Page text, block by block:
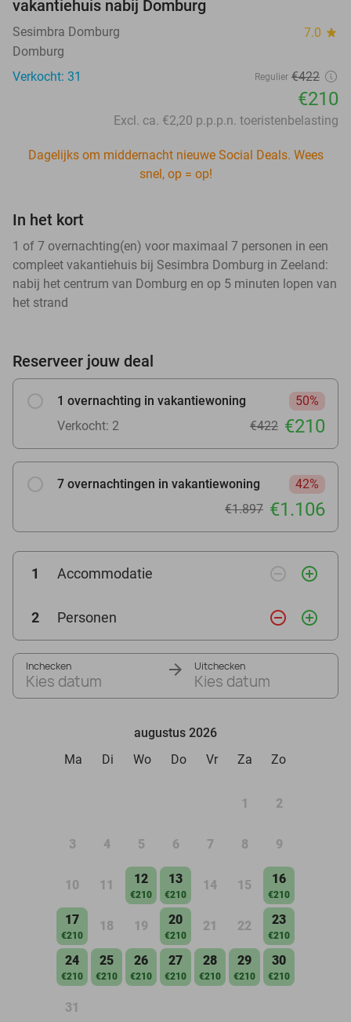
vakantiehuis nabij Domburg
Sesimbra Domburg 7.0 star
Domburg
Verkocht: 31
Regulier €422
€210
Excl. ca. €2,20 p.p.p.n. toeristenbelasting
Dagelijks om middernacht nieuwe Social Deals. Wees
snel, op = op!
In het kort
1 of 7 overnachting(en) voor maximaal 7 personen in een
compleet vakantiehuis bij Sesimbra Domburg in Zeeland:
nabij het centrum van Domburg en op 5 minuten lopen van
het strand
Reserveer jouw deal
1 overnachting in vakantiewoning
50%
Verkocht: 2
€422 €210
7 overnachtingen in vakantiewoning
42%
€1.897 €1.106
1 Accommodatie remove_circle_outline add_circle_outline
2 Personen remove_circle_outline add_circle_outline
Inchecken
Kies datum
Uitchecken
Kies datum
augustus 2026
Ma
Di Wo Do Vr Za Zo
1 2
3 4 5 6 7 8 9
10 11 12
€210
13
€210
14 15 16
€210
17
€210
18 19 20
€210
21 22 23
€210
24
€210
25
€210
26
€210
27
€210
28
€210
29
€210
30
€210
31